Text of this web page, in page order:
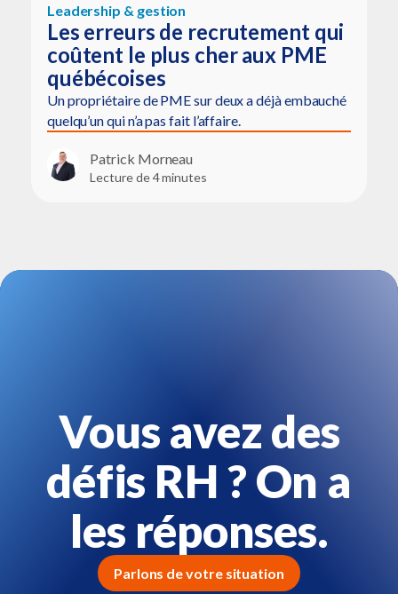
Leadership & gestion
Les erreurs de recrutement qui
coûtent le plus cher aux PME
québécoises
Un propriétaire de PME sur deux a déjà embauché
quelqu’un qui n’a pas fait l’affaire.
Patrick Morneau
Lecture de 4 minutes
Vous avez des
défis RH ? On a
les réponses.
Parlons de votre situation